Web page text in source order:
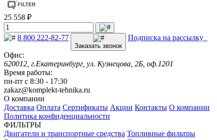
25 558 ₽
8 800 222-82-77
Заказать звонок
Подписка на рассылку
Офис:
620012, г.Екатеринбург, ул. Кузнецова, 2Б, оф.1201
Время работы:
пн-пт с 8:30 - 17:30
zakaz@komplekt-tehnika.ru
О компании
Доставка Оплата Сертификаты Акции Контакты О компании
Политика конфиденциальности
ФИЛЬТРЫ
Двигатели и транспортные средства Топливные фильтры